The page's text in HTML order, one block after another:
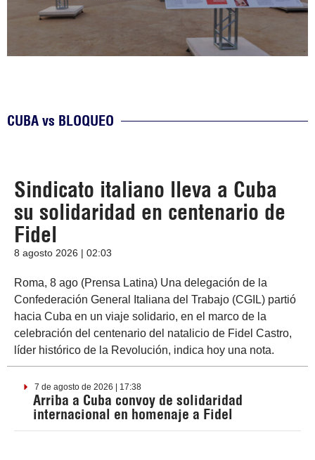
CUBA vs BLOQUEO
Sindicato italiano lleva a Cuba
su solidaridad en centenario de
Fidel
8 agosto 2026 | 02:03
Roma, 8 ago (Prensa Latina) Una delegación de la
Confederación General Italiana del Trabajo (CGIL) partió
hacia Cuba en un viaje solidario, en el marco de la
celebración del centenario del natalicio de Fidel Castro,
líder histórico de la Revolución, indica hoy una nota.
7 de agosto de 2026 | 17:38
Arriba a Cuba convoy de solidaridad
internacional en homenaje a Fidel